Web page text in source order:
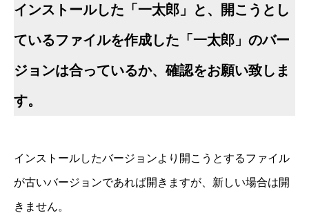
インストールした「一太郎」と、開こうとし
ているファイルを作成した「一太郎」のバー
ジョンは合っているか、確認をお願い致しま
す。
インストールしたバージョンより開こうとするファイル
が古いバージョンであれば開きますが、新しい場合は開
きません。